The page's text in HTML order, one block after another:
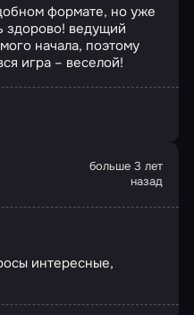
формате, но уже
здорово! ведущий
начала, поэтому
игра – веселой!
больше 3 лет
назад
интересные,